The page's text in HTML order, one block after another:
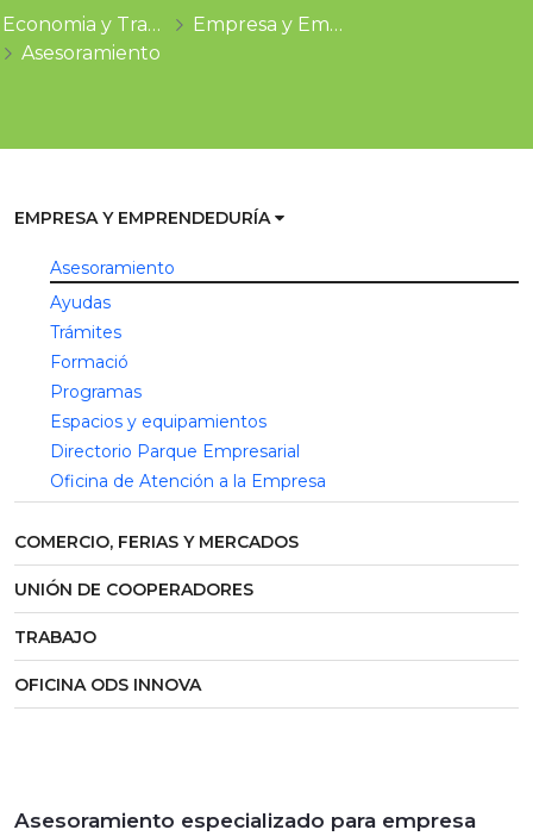
Economia y Trabajo
Empresa y Emprendeduría
Asesoramiento
EMPRESA Y EMPRENDEDURÍA
Asesoramiento
Ayudas
Trámites
Formació
Programas
Espacios y equipamientos
Directorio Parque Empresarial
Oficina de Atención a la Empresa
COMERCIO, FERIAS Y MERCADOS
UNIÓN DE COOPERADORES
TRABAJO
OFICINA ODS INNOVA
Asesoramiento especializado para empresa